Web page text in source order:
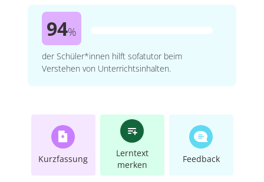
94%
der Schüler*innen hilft sofatutor beim
Verstehen von Unterrichtsinhalten.
Kurzfassung
Lerntext
merken
Feedback